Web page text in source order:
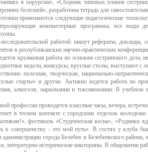
в хирургии», «Сборник типовых планов
болезней», разработана тетрадь для
применяются следующие педагогические
компьютерные программы, все виды
работой: пишут рефераты,
в республиканских научно-практических
кружковая работа по основам сестринского
недели, конкурсы, круглые столы, выступают с
полезная, творческая, национально-
старты» и другие. Активно ведется работа по
алкоголя, наркомании и токсикомании. В
профессии проводятся классные часы, вечера,
в тесном контакте с городским отделом
фестиваль «Студенческая весна»,
к совершенству - это мой путь». В гостях у клуба
города Белебея и Белебеевского
литературно-исторические викторины. В общежитии